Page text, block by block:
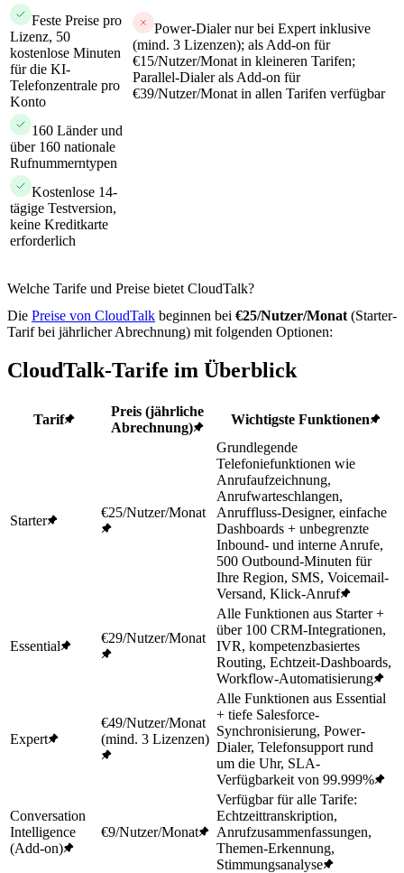
Feste Preise pro
Lizenz, 50
kostenlose Minuten
für die KI-
Telefonzentrale pro
Konto
Power-Dialer nur bei Expert inklusive
(mind. 3 Lizenzen); als Add-on für
€15/Nutzer/Monat in kleineren Tarifen;
Parallel-Dialer als Add-on für
€39/Nutzer/Monat in allen Tarifen verfügbar
160 Länder und
über 160 nationale
Rufnummerntypen
Kostenlose 14-
tägige Testversion,
keine Kreditkarte
erforderlich
Welche Tarife und Preise bietet CloudTalk?
Die Preise von CloudTalk beginnen bei €25/Nutzer/Monat (Starter-
Tarif bei jährlicher Abrechnung) mit folgenden Optionen:
CloudTalk-Tarife im Überblick
Tarif
Preis (jährliche
Abrechnung)
Wichtigste Funktionen
Starter
€25/Nutzer/Monat
Grundlegende
Telefoniefunktionen wie
Anrufaufzeichnung,
Anrufwarteschlangen,
Anruffluss-Designer, einfache
Dashboards + unbegrenzte
Inbound- und interne Anrufe,
500 Outbound-Minuten für
Ihre Region, SMS, Voicemail-
Versand, Klick-Anruf
Essential
€29/Nutzer/Monat
Alle Funktionen aus Starter +
über 100 CRM-Integrationen,
IVR, kompetenzbasiertes
Routing, Echtzeit-Dashboards,
Workflow-Automatisierung
Expert
€49/Nutzer/Monat
(mind. 3 Lizenzen)
Alle Funktionen aus Essential
+ tiefe Salesforce-
Synchronisierung, Power-
Dialer, Telefonsupport rund
um die Uhr, SLA-
Verfügbarkeit von 99.999%
Conversation
Intelligence
(Add-on)
€9/Nutzer/Monat
Verfügbar für alle Tarife:
Echtzeittranskription,
Anrufzusammenfassungen,
Themen-Erkennung,
Stimmungsanalyse